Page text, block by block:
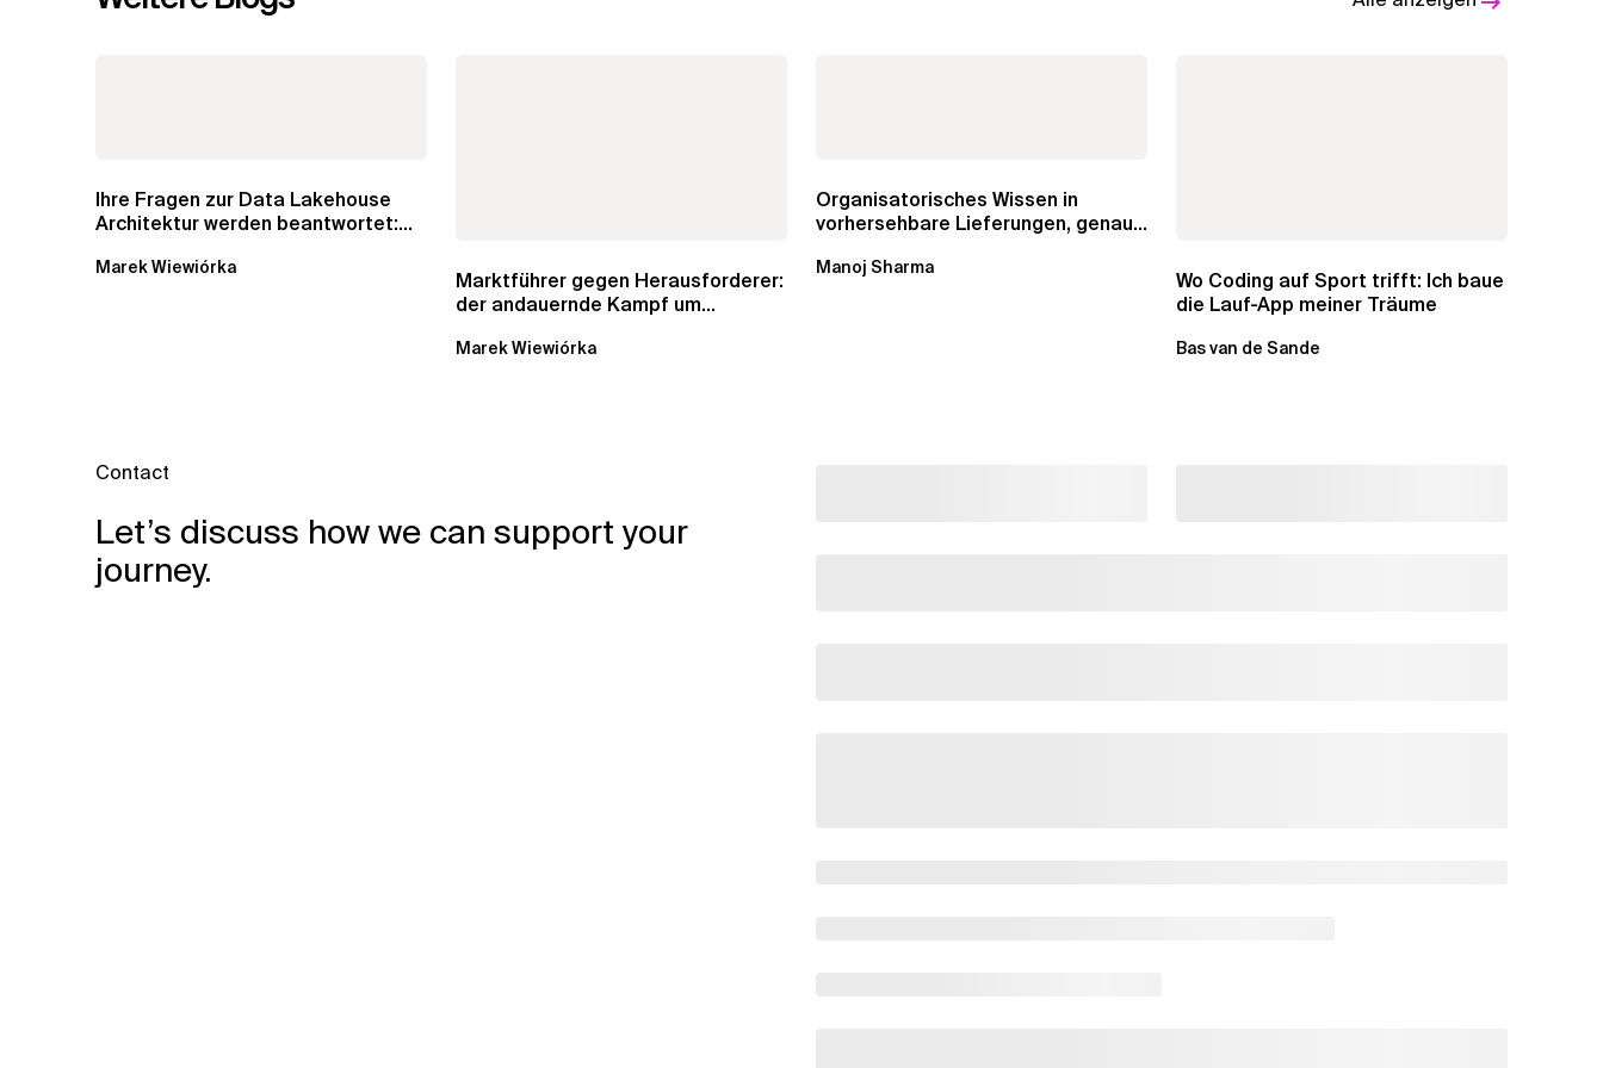
Ihre Fragen zur Data Lakehouse
Architektur werden beantwortet:...
Marek Wiewiórka
Marktführer gegen Herausforderer:
der andauernde Kampf um
Marek Wiewiórka
Organisatorisches Wissen in
vorhersehbare Lieferungen, genaue
Manoj Sharma
Wo Coding auf Sport trifft: Ich baue
die Lauf-App meiner Träume
Bas van de Sande
Contact
Let’s discuss how we can support your
journey.